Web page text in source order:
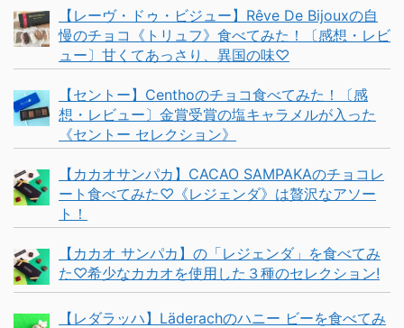
【レーヴ・ドゥ・ビジュー】Rêve De Bijouxの自
慢のチョコ《トリュフ》食べてみた！〔感想・レビ
ュー〕甘くてあっさり、異国の味♡
【セントー】Centhoのチョコ食べてみた！〔感
想・レビュー〕金賞受賞の塩キャラメルが入った
《セントー セレクション》
【カカオサンパカ】CACAO SAMPAKAのチョコレ
ート食べてみた♡《レジェンダ》は贅沢なアソー
ト！
【カカオ サンパカ】の「レジェンダ」を食べてみ
た♡希少なカカオを使用した３種のセレクション!
【レダラッハ】Läderachのハニー ビーを食べてみ